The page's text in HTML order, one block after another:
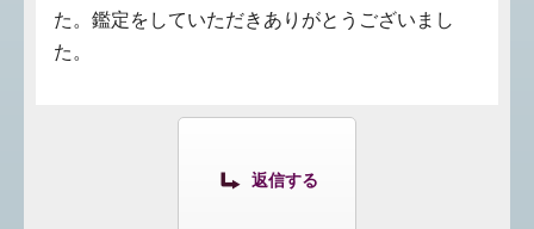
た。鑑定をしていただきありがとうございまし
た。
返信する